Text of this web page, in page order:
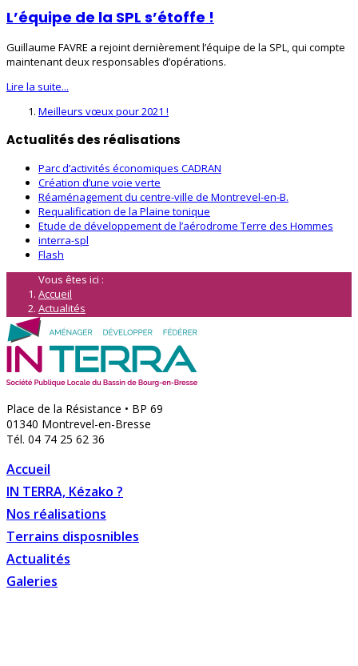
L’équipe de la SPL s’étoffe !
Guillaume FAVRE a rejoint dernièrement l’équipe de la SPL, qui compte
maintenant deux responsables d’opérations.
Lire la suite...
Meilleurs vœux pour 2021 !
Actualités des réalisations
Parc d’activités économiques CADRAN
Création d’une voie verte
Réaménagement du centre-ville de Montrevel-en-B.
Requalification de la Plaine tonique
Etude de développement de l’aérodrome Terre des Hommes
interra-spl
Flash
Vous êtes ici :
Accueil
Actualités
Flash
Place de la Résistance • BP 69
01340 Montrevel-en-Bresse
Tél. 04 74 25 62 36
Accueil
IN TERRA, Kézako ?
Nos réalisations
Terrains disposnibles
Actualités
Galeries